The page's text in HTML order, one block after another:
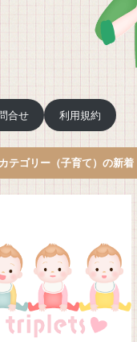
合せ 利用規約
テゴリー（子育て）の新着